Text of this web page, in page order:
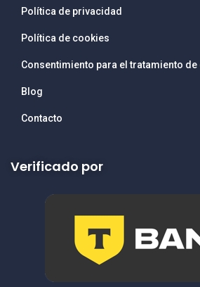
Política de privacidad
Política de cookies
Consentimiento para el tratamiento
Blog
Contacto
Verificado por